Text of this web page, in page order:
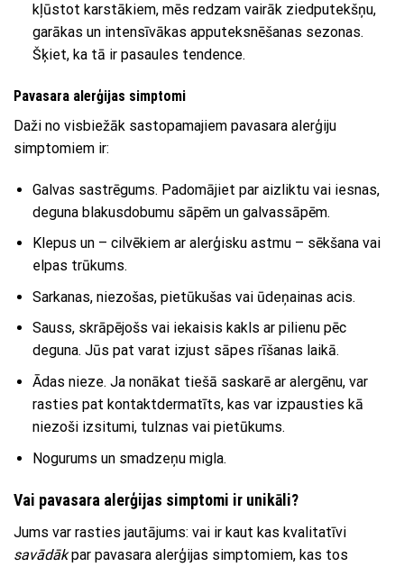
kļūstot karstākiem, mēs redzam vairāk ziedputekšņu,
garākas un intensīvākas apputeksnēšanas sezonas.
Šķiet, ka tā ir pasaules tendence.
Pavasara alerģijas simptomi
Daži no visbiežāk sastopamajiem pavasara alerģiju
simptomiem ir:
Galvas sastrēgums. Padomājiet par aizliktu vai iesnas,
deguna blakusdobumu sāpēm un galvassāpēm.
Klepus un – cilvēkiem ar alerģisku astmu – sēkšana vai
elpas trūkums.
Sarkanas, niezošas, pietūkušas vai ūdeņainas acis.
Sauss, skrāpējošs vai iekaisis kakls ar pilienu pēc
deguna. Jūs pat varat izjust sāpes rīšanas laikā.
Ādas nieze. Ja nonākat tiešā saskarē ar alergēnu, var
rasties pat kontaktdermatīts, kas var izpausties kā
niezoši izsitumi, tulznas vai pietūkums.
Nogurums un smadzeņu migla.
Vai pavasara alerģijas simptomi ir unikāli?
Jums var rasties jautājums: vai ir kaut kas kvalitatīvi
savādākpar pavasara alerģijas simptomiem, kas tos